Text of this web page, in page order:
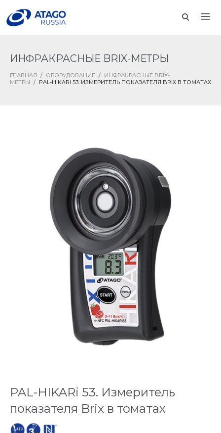
ИНФРАКРАСНЫЕ BRIX-МЕТРЫ
ГЛАВНАЯ / ОБОРУДОВАНИЕ / ИНФРАКРАСНЫЕ BRIX-
МЕТРЫ / PAL-HIKARI 53. ИЗМЕРИТЕЛЬ ПОКАЗАТЕЛЯ BRIX В ТОМАТАХ
PAL-HIKARi 53. Измеритель
показателя Brix в томатах